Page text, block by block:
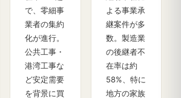
で、零細事
業者の集約
化が進行。
公共工事・
港湾工事な
ど安定需要
を背景に買
よる事業承
継案件が多
数。製造業
の後継者不
在率は約
58%、特に
地方の家族